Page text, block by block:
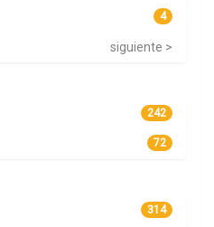
4
siguiente >
242
72
314